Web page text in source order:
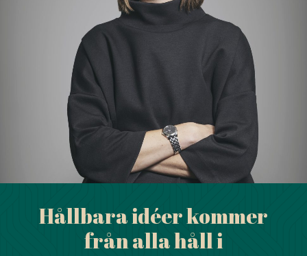
Hållbara idéer kommer
från alla håll i